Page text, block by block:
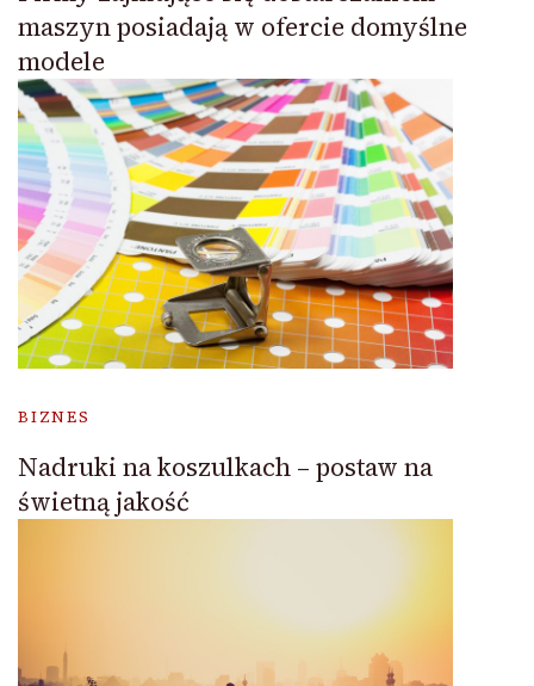
maszyn posiadają w ofercie domyślne
modele
BIZNES
Nadruki na koszulkach – postaw na
świetną jakość